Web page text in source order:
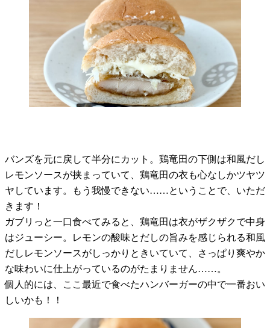
バンズを元に戻して半分にカット。鶏竜田の下側は和風だし
レモンソースが挟まっていて、鶏竜田の衣も心なしかツヤツ
ヤしています。もう我慢できない……ということで、いただ
きます！
ガブリっと一口食べてみると、鶏竜田は衣がザクザクで中身
はジューシー。レモンの酸味とだしの旨みを感じられる和風
だしレモンソースがしっかりときいていて、さっぱり爽やか
な味わいに仕上がっているのがたまりません……。
個人的には、ここ最近で食べたハンバーガーの中で一番おい
しいかも！！